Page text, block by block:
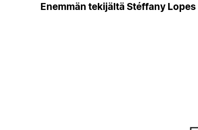
Enemmän tekijältä Stéffany Lopes